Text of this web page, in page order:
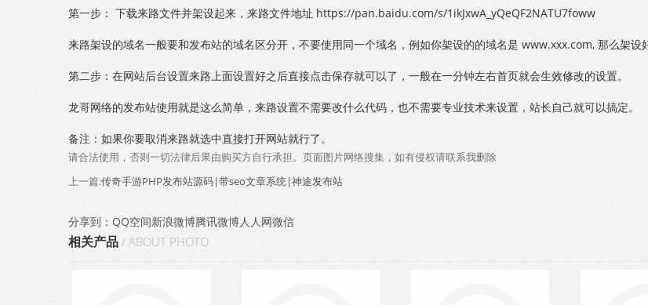
第一步： 下载来路文件并架设起来，来路文件地址 https://pan.baidu.com/s/1ikJxwA_yQeQF2NATU7foww
来路架设的域名一般要和发布站的域名区分开，不要使用同一个域名，例如你架设的的域名是 www.xxx.com, 那么
第二步：在网站后台设置来路上面设置好之后直接点击保存就可以了，一般在一分钟左右首页就会生效修改的设置。
龙哥网络的发布站使用就是这么简单，来路设置不需要改什么代码，也不需要专业技术来设置，站长自己就可以搞定。
备注：如果你要取消来路就选中直接打开网站就行了。
请合法使用，否则一切法律后果由购买方自行承担。页面图片网络搜集，如有侵权请联系我删除
上一篇:传奇手游PHP发布站源码|带seo文章系统|神途发布站
分享到： QQ空间新浪微博腾讯微博人人网微信
相关产品 / ABOUT PHOTO